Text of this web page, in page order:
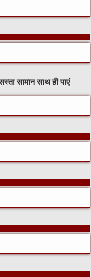
सामान साथ ही पाएं